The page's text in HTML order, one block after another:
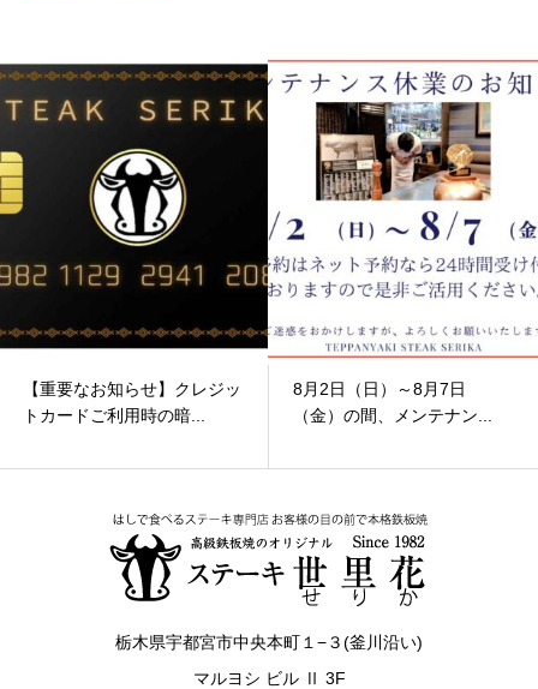
【重要なお知らせ】クレジッ
トカードご利用時の暗...
8月2日（日）～8月7日
（金）の間、メンテナン...
栃木県宇都宮市中央本町１−３(釜川沿い)
マルヨシ ビル Ⅱ 3F